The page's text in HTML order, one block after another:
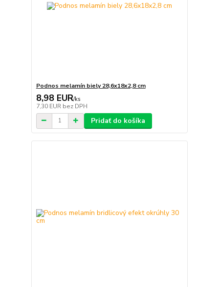
Podnos melamín biely 28,6x18x2,8 cm
8,98 EUR/ks
7,30 EUR bez DPH
Pridať do košíka